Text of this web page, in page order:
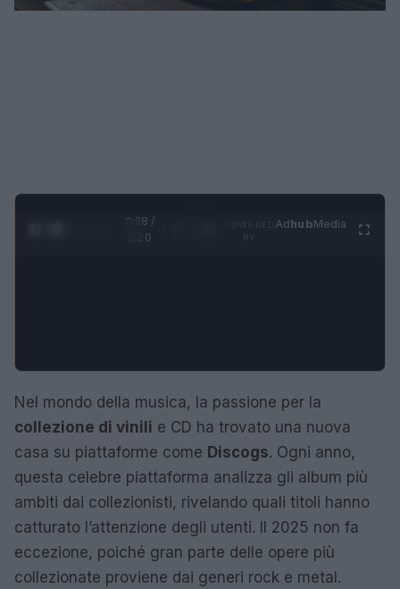
0:28 /
1:20
AdhubMedia
Nel mondo della musica, la passione per la
collezione di vinili e CD ha trovato una nuova
casa su piattaforme come Discogs. Ogni anno,
questa celebre piattaforma analizza gli album più
ambiti dai collezionisti, rivelando quali titoli hanno
catturato l’attenzione degli utenti. Il 2025 non fa
eccezione, poiché gran parte delle opere più
collezionate proviene dai generi rock e metal.